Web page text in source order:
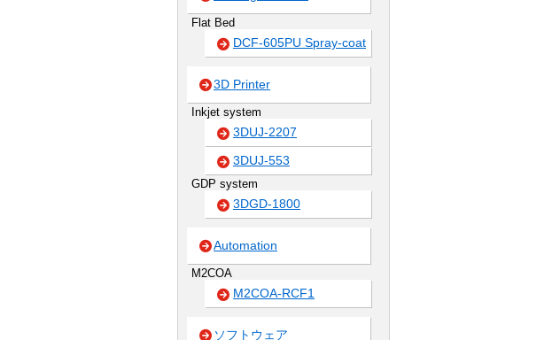
Flat Bed
DCF-605PU Spray-coat
3D Printer
Inkjet system
3DUJ-2207
3DUJ-553
GDP system
3DGD-1800
Automation
M2COA
M2COA-RCF1
ソフトウェア